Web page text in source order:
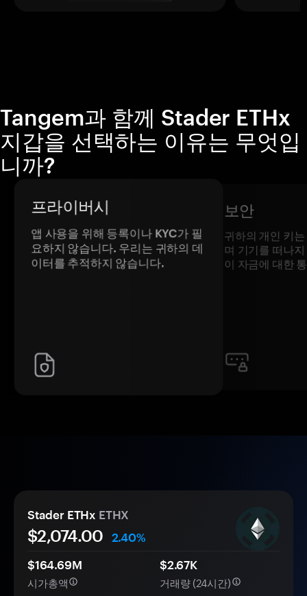
Tangem과 함께 Stader ETHx
지갑을 선택하는 이유는 무엇입
니까?
프라이버시
앱 사용을 위해 등록이나 KYC가 필
요하지 않습니다. 우리는 귀하의 데
이터를 추적하지 않습니다.
보안
귀하의 개인 키
며 기기를 떠나
이 자금에 대한
Stader ETHx ETHX
$2,074.00
2.40%
$164.69M
시가총액
$2.67K
거래량 (24시간)